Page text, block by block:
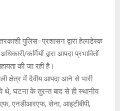
पुलिस–प्रशासन द्वारा हेल्पडेस्क
कर्मियों द्वारा आपदा प्रभावितों
की जा रही है।
क्षेत्र में दैवीय आपदा आने से भारी
थे, घटना के तुरन्त बाद से ही स्थानीय
एनडीआरएफ, सेना, आइटीबीपी,